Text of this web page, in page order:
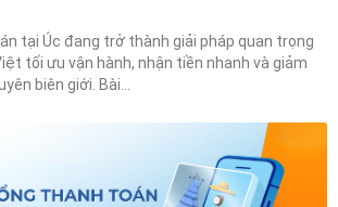
tại Úc đang trở thành giải pháp quan trọng
tối ưu vận hành, nhận tiền nhanh và giảm
biên giới. Bài...